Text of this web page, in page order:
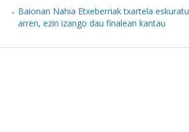
Baionan Nahia Etxeberriak txartela eskuratu
arren, ezin izango dau finalean kantau